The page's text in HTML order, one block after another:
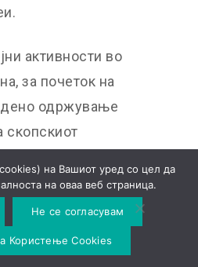
активности во
за почеток на
одржување
скопскиот
и странски
воздухопловни
единствено
вид за сите
на Вашиот уред со цел да
на оваа веб страница.
Не се согласувам
Користење Cookies